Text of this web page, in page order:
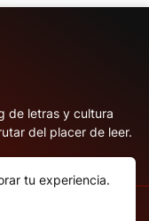
de letras y cultura
del placer de leer.
tu experiencia.